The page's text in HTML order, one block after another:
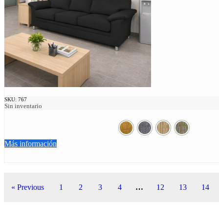
SKU: 767
Sin inventario
Más información
« Previous 1 2 3 4 … 12 13 14